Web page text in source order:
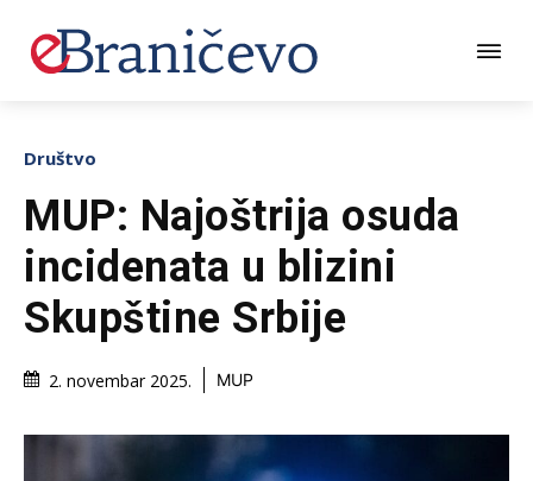
Društvo
MUP: Najoštrija osuda
incidenata u blizini
Skupštine Srbije
2. novembar 2025. MUP